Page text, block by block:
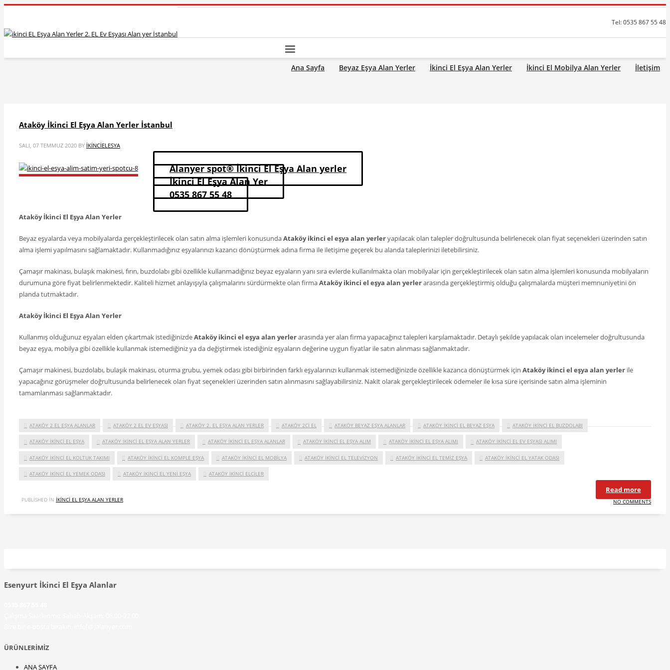
Tel: 0535 867 55 48
Ana Sayfa Beyaz Eşya Alan Yerler İkinci El Eşya Alan Yerler İkinci El Mobilya Alan Yerler İletişim
Ataköy İkinci El Eşya Alan Yerler İstanbul
SALI, 07 TEMMUZ 2020 BY IKINCIELESYA
Alanyer spot® İkinci El Eşya Alan yerler
İkinci El Eşya Alan Yer
0535 867 55 48
Ataköy İkinci El Eşya Alan Yerler
Beyaz eşyalarda veya mobilyalarda gerçekleştirilecek olan satın alma işlemleri konusundaAtaköy ikinci el eşya alan yerleryapılacak olan talepler doğrultusunda belirlenecek olan fiyat seçenekleri üzerinden satın
alma işlemi yapılmasını sağlamaktadır. Kullanmadığınız eşyalarınızı kazancı dönüştürmek adına firma ile iletişime geçerek bu alanda taleplerinizi iletebilirsiniz.
Çamaşır makinası, bulaşık makinesi, fırın, buzdolabı gibi özellikle kullanmadığınız beyaz eşyaların yanı sıra evlerde kullanılmakta olan mobilyalar için gerçekleştirilecek olan satın alma işlemleri konusunda mobilyaların
durumuna göre fiyat belirlenmektedir. Kaliteli hizmet anlayışıyla çalışmalarını sürdürmekte olan firmaAtaköy ikinci el eşya alan yerlerarasında gerçekleştirmiş olduğu çalışmalarda müşteri memnuniyetini ön
planda tutmaktadır.
Ataköy İkinci El Eşya Alan Yerler
Kullanmış olduğunuz eşyaları elden çıkartmak istediğinizdeAtaköy ikinci el eşya alan yerlerarasında yer alan firma yapacağınız talepleri karşılamaktadır. Detaylı şekilde yapılacak olan incelemeler doğrultusunda
beyaz eşya, mobilya gibi özellikle kullanmak istemediğiniz ya da değiştirmek istediğiniz eşyaların değerine uygun fiyatlar ile satın alınması sağlanmaktadır.
Çamaşır makinesi, buzdolabı, bulaşık makinası, oturma grubu, yemek odası gibi birbirinden farklı eşyalarınızı kullanmak istemediğinizde özellikle kazanca dönüştürmek için Ataköy ikinci el eşya alan yerler ile
yapacağınız görüşmeler doğrultusunda belirlenecek olan fiyat seçenekleri üzerinden satın alınmasını sağlayabilirsiniz. Nakit olarak gerçekleştirilecek ödemeler ile kısa süre içerisinde satın alma işleminin
tamamlanması sağlanmaktadır.
ATAKÖY 2 EL EŞYA ALANLAR ATAKÖY 2 EL EV EŞYASI ATAKÖY 2. EL EŞYA ALAN YERLER ATAKÖY 2CI EL ATAKÖY BEYAZ EŞYA ALANLAR ATAKÖY İKINCI EL BEYAZ EŞYA ATAKÖY IKINCI EL BUZDOLABI
ATAKÖY İKINCI EL EŞYA ATAKÖY İKINCI EL EŞYA ALAN YERLER ATAKÖY IKINCI EL EŞYA ALANLAR ATAKÖY IKINCI EL EŞYA ALIM ATAKÖY IKINCI EL EŞYA ALIMI ATAKÖY IKINCI EL EV EŞYASI ALIMI
ATAKÖY IKINCI EL KOLTUK TAKIMI ATAKÖY IKINCI EL KOMPLE EŞYA ATAKÖY IKINCI EL MOBILYA ATAKÖY IKINCI EL TELEVIZYON ATAKÖY IKINCI EL TEMIZ EŞYA ATAKÖY IKINCI EL YATAK ODASI
ATAKÖY IKINCI EL YEMEK ODASI ATAKÖY IKINCI EL YENI EŞYA ATAKÖY IKINCI ELCILER
Read more
PUBLISHED IN IKINCI EL EŞYA ALAN YERLER NO COMMENTS
Esenyurt İkinci El Eşya Alanlar
ÜRÜNLERİMİZ
ANA SAYFA